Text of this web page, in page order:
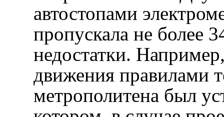
автостопами
пропускала не более
недостатки.
движения правилами
метрополитена был